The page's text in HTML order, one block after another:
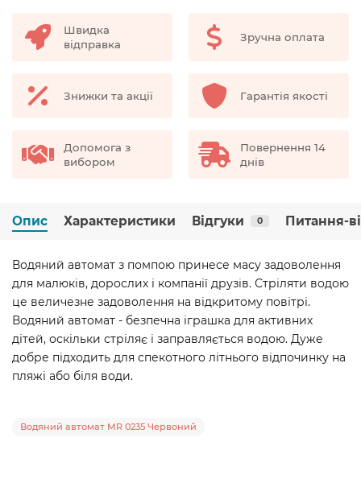
Швидка
відправка
Зручна оплата
Знижки та акції Гарантія якості
Допомога з
вибором
Повернення 14
днів
Опис Характеристики Відгуки 0 Питання-
Водяний автомат з помпою принесе масу задоволення
для малюків, дорослих і компанії друзів. Стріляти водою
це величезне задоволення на відкритому повітрі.
Водяний автомат - безпечна іграшка для активних
дітей, оскільки стріляє і заправляється водою. Дуже
добре підходить для спекотного літнього відпочинку на
пляжі або біля води.
Водяний автомат MR 0235 Червоний